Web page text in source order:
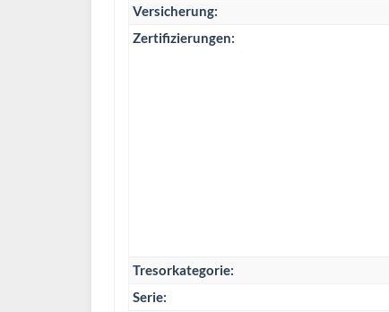
Versicherung:
Zertifizierungen:
Tresorkategorie:
Serie: